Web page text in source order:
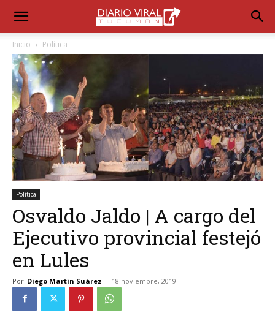
Inicio Política
Política
Osvaldo Jaldo | A cargo del
Ejecutivo provincial festejó
en Lules
Por Diego Martín Suárez - 18 noviembre, 2019